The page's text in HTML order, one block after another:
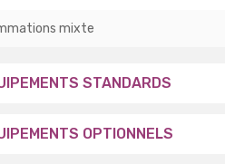
mixte
STANDARDS
OPTIONNELS